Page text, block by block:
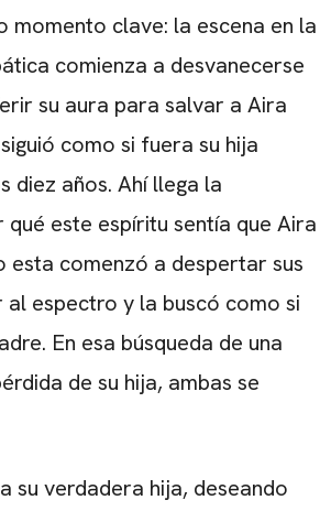
momento clave: la escena en la
comienza a desvanecerse
su aura para salvar a Aira
como si fuera su hija
diez años. Ahí llega la
este espíritu sentía que Aira
esta comenzó a despertar sus
espectro y la buscó como si
En esa búsqueda de una
de su hija, ambas se
su verdadera hija, deseando